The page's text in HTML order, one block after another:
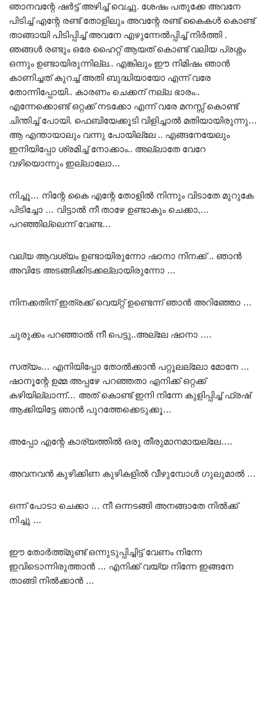
ഞാനവന്റേ ഷർട്ട് അഴിച്ച് വെച്ചു. ശേഷം പതുക്കേ അവനേ
പിടിച്ച് എന്റേ രണ്ട് തോളിലും അവന്റേ രണ്ട് കൈകൾ കൊണ്ട്
താങ്ങായി പിടിപ്പിച്ച് അവനേ എഴുന്നേൽപ്പിച്ച് നിർത്തി .
ഞങ്ങൾ രണ്ടും ഒരേ ഹൈറ്റ് ആയത് കൊണ്ട് വലിയ പ്രശ്നം
ഒന്നും ഉണ്ടായിരുന്നില്ല.. എങ്കിലും ഈ നിമിഷം ഞാൻ
കാണിച്ചത് കുറച്ച് അതി ബുദ്ധിയായോ എന്ന് വരേ
തോന്നിപ്പോയി.. കാരണം ചെക്കന് നല്ല ഭാരം..
എന്നേക്കൊണ്ട് ഒറ്റക്ക് നടക്കോ എന്ന് വരേ മനസ്സ് കൊണ്ട്
ചിന്തിച്ച് പോയി. ഫെബിയേക്കൂടി വിളിച്ചാൽ മതിയായിരുന്നു…
ആ എന്തായാലും വന്നു പോയില്ലേ .. എങ്ങനേയേലും
ഇനിയിപ്പോ ശ്രമിച്ച് നോക്കാം.. അല്ലാതേ വേറേ
വഴിയൊന്നും ഇല്ലാലോ…
നിച്ചൂ… നിന്റേ കൈ എന്റേ തോളിൽ നിന്നും വിടാതേ മുറുകേ
പിടിച്ചോ … വിട്ടാൽ നീ താഴേ ഉണ്ടാകും ചെക്കാ,…
പറഞ്ഞില്ലെന്ന് വേണ്ട…
വല്യ ആവശ്യം ഉണ്ടായിരുന്നോ ഷാനാ നിനക്ക് .. ഞാൻ
അവിടേ അടങ്ങിക്കിടക്കല്ലായിരുന്നോ …
നിനക്കതിന് ഇത്രക്ക് വെയ്റ്റ് ഉണ്ടെന്ന് ഞാൻ അറിഞ്ഞോ …
ചുരുക്കം പറഞ്ഞാൽ നീ പെട്ടു..അല്ലേ ഷാനാ ….
സത്യം… എനിയിപ്പോ തോൽക്കാൻ പറ്റൂലല്ലോ മോനേ …
ഷാനൂന്റേ ഉമ്മ അപ്പഴേ പറഞ്ഞതാ എനിക്ക് ഒറ്റക്ക്
കഴിയില്ലാന്ന്… അത് കൊണ്ട് ഇനി നിന്നേ കുളിപ്പിച്ച് ഫ്രഷ്
ആക്കിയിട്ടേ ഞാൻ പുറത്തേക്കെടുക്കൂ…
അപ്പോ എന്റേ കാര്യത്തിൽ ഒരു തീരുമാനമായല്ലേ….
അവനവൻ കുഴിക്കിണ കുഴികളിൽ വീഴുമ്പോൾ ഗുലുമാൽ …
ഒന്ന് പോടാ ചെക്കാ … നീ ഒന്നടങ്ങി അനങ്ങാതേ നിൽക്ക്
നിച്ചൂ …
ഈ തോർത്ത്മുണ്ട് ഒന്നുടുപ്പിച്ചിട്ട് വേണം നിന്നേ
ഇവിടൊന്നിരുത്താൻ … എനിക്ക് വയ്യ നിന്നേ ഇങ്ങനേ
താങ്ങി നിൽക്കാൻ …